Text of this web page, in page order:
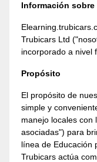
Información
Trubicars Ltd
incorporado a nivel
Propósito
El propósito de
simple y
manejo locales con
asociadas") para
línea de Educación
Trubicars actúa